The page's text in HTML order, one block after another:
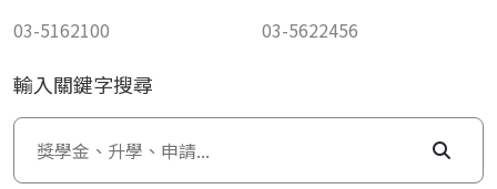
03-5162100 03-5622456
輸入關鍵字搜尋